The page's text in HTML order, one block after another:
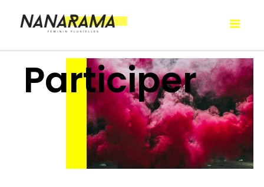
Féminin
Participer